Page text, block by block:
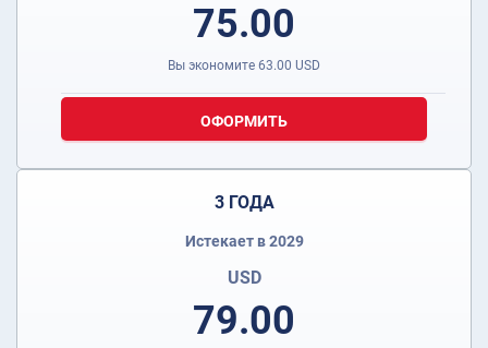
75.00
Вы экономите 63.00 USD
ОФОРМИТЬ
3 ГОДА
Истекает в 2029
USD
79.00